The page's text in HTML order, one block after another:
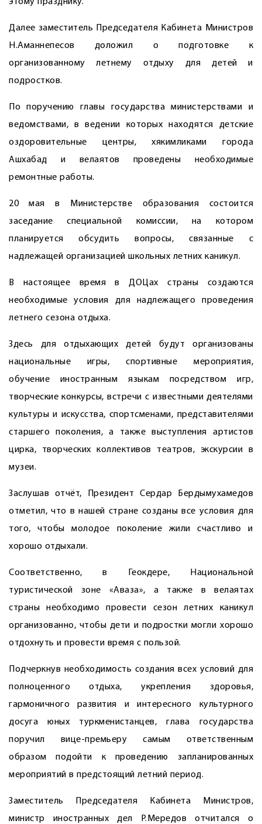
Далее заместитель Председателя Кабинета Министров
Н.Аманнепесов доложил о подготовке к
организованному летнему отдыху для детей и
подростков.
По поручению главы государства министерствами и
ведомствами, в ведении которых находятся детские
оздоровительные центры, хякимликами города
Ашхабад и велаятов проведены необходимые
ремонтные работы.
20 мая в Министерстве образования состоится
заседание специальной комиссии, на котором
планируется обсудить вопросы, связанные с
надлежащей организацией школьных летних каникул.
В настоящее время в ДОЦах страны создаются
необходимые условия для надлежащего проведения
летнего сезона отдыха.
Здесь для отдыхающих детей будут организованы
национальные игры, спортивные мероприятия,
обучение иностранным языкам посредством игр,
творческие конкурсы, встречи с известными деятелями
культуры и искусства, спортсменами, представителями
старшего поколения, а также выступления артистов
цирка, творческих коллективов театров, экскурсии в
музеи.
Заслушав отчёт, Президент Сердар Бердымухамедов
отметил, что в нашей стране созданы все условия для
того, чтобы молодое поколение жили счастливо и
хорошо отдыхали.
Соответственно, в Геокдере, Национальной
туристической зоне «Аваза», а также в велаятах
страны необходимо провести сезон летних каникул
организованно, чтобы дети и подростки могли хорошо
отдох­нуть и провести время с пользой.
Подчеркнув необходимость создания всех условий для
полноценного отдыха, укрепления здоровья,
гармоничного развития и интересного культурного
досуга юных туркменис­танцев, глава государства
поручил вице-премьеру самым ответственным
образом подойти к проведению запланированных
мероприятий в предстоящий летний период.
Заместитель Председателя Кабинета Министров,
министр иностранных дел Р.Мередов отчитался о